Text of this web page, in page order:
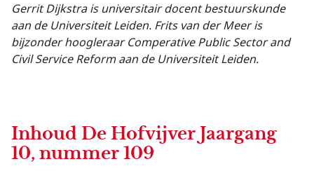
Gerrit Dijkstra is universitair docent bestuurskunde
aan de Universiteit Leiden. Frits van der Meer is
bijzonder hoogleraar Comperative Public Sector and
Civil Service Reform aan de Universiteit Leiden.
Inhoud De Hofvijver Jaargang
10, nummer 109